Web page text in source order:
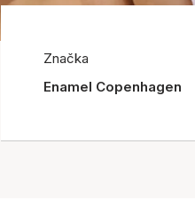
Značka
Enamel Copenhagen